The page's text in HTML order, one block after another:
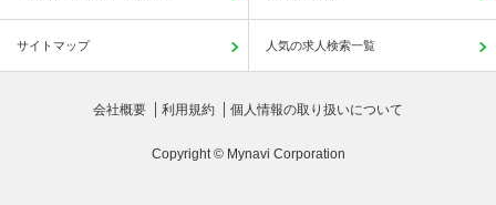
サイトマップ 人気の求人検索一覧
会社概要 利用規約 個人情報の取り扱いについて
Copyright © Mynavi Corporation